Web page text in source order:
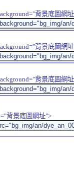
背景底圖網
背景底圖網
背景底圖網
背景底圖網址">